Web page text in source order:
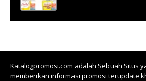
Katalogpromosi.com adalah Sebuah Situs
memberikan informasi promosi terupdate